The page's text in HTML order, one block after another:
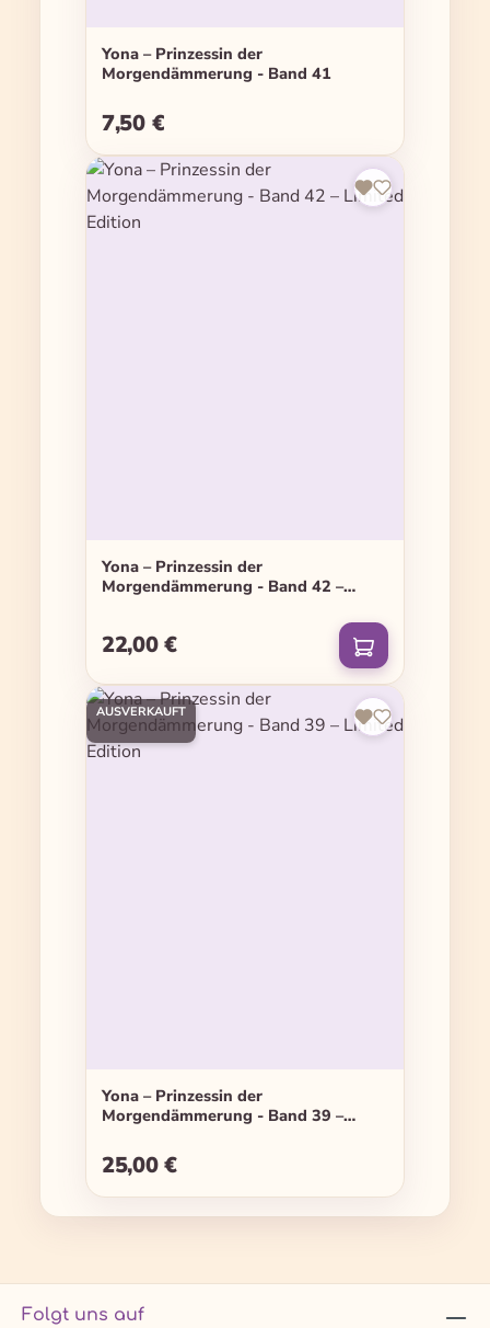
Yona – Prinzessin der
Morgendämmerung - Band 41
Regulärer Preis:
7,50 €
Yona – Prinzessin der
Morgendämmerung - Band 42 –
Regulärer Preis:
22,00 €
AUSVERKAUFT
Yona – Prinzessin der
Morgendämmerung - Band 39 –
Regulärer Preis:
25,00 €
Folgt uns auf